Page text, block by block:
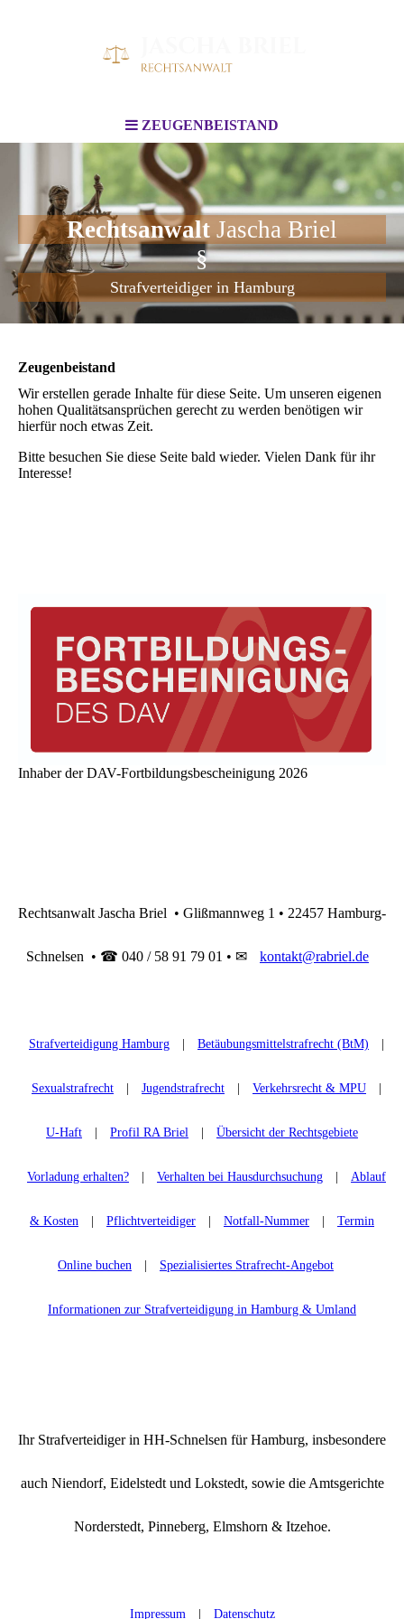
ZEUGENBEISTAND
Rechtsanwalt Jascha Briel
§
Strafverteidiger in Hamburg
Zeugenbeistand
Wir erstellen gerade Inhalte für diese Seite. Um unseren eigenen
hohen Qualitätsansprüchen gerecht zu werden benötigen wir
hierfür noch etwas Zeit.
Bitte besuchen Sie diese Seite bald wieder. Vielen Dank für ihr
Interesse!
Inhaber der DAV-Fortbildungsbescheinigung 2026
Rechtsanwalt Jascha Briel • Glißmannweg 1 • 22457 Hamburg-
Schnelsen • ☎ 040 / 58 91 79 01 • ✉ kontakt@rabriel.de
Strafverteidigung Hamburg Betäubungsmittelstrafrecht (BtM)
Sexualstrafrecht Jugendstrafrecht Verkehrsrecht & MPU
U-Haft Profil RA Briel Übersicht der Rechtsgebiete
Vorladung erhalten? Verhalten bei Hausdurchsuchung Ablauf
& Kosten Pflichtverteidiger Notfall-Nummer Termin
Online buchen Spezialisiertes Strafrecht-Angebot
Informationen zur Strafverteidigung in Hamburg & Umland
Ihr Strafverteidiger in HH-Schnelsen für Hamburg, insbesondere
auch Niendorf, Eidelstedt und Lokstedt, sowie die Amtsgerichte
Norderstedt, Pinneberg, Elmshorn & Itzehoe.
Impressum Datenschutz